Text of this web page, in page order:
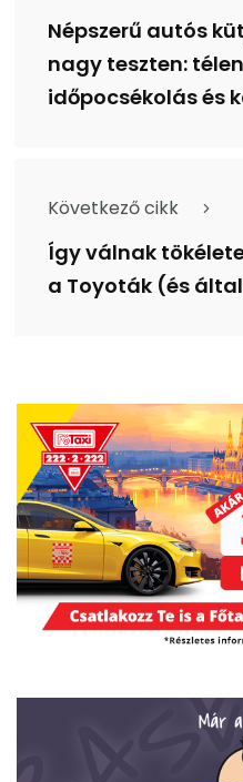
Népszerű autós
nagy teszten:
időpocsékolás és
Következő cikk
Így válnak
a Toyoták (és